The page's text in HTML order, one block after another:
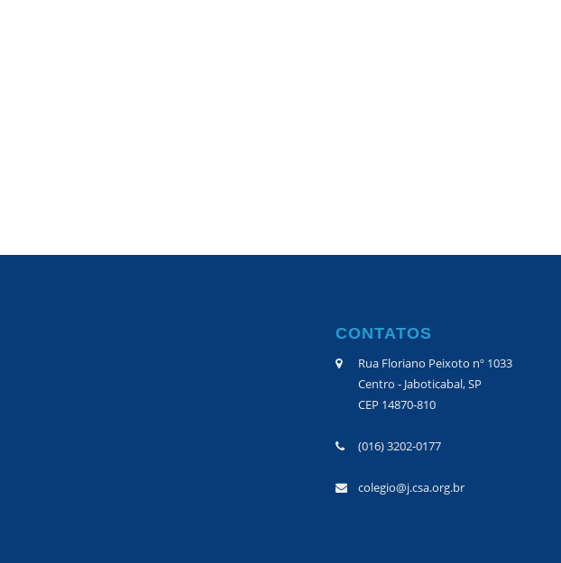
CONTATOS
Rua Floriano Peixoto nº 1033
Centro - Jaboticabal, SP
CEP 14870-810
(016) 3202-0177
colegio@j.csa.org.br